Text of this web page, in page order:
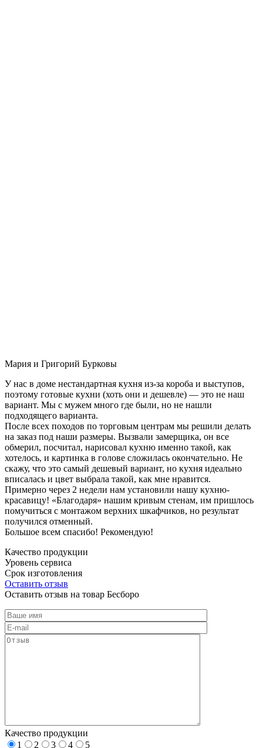
Мария и Григорий Бурковы
У нас в доме нестандартная кухня из-за короба и выступов,
поэтому готовые кухни (хоть они и дешевле) — это не наш
вариант. Мы с мужем много где были, но не нашли
подходящего варианта.
После всех походов по торговым центрам мы решили делать
на заказ под наши размеры. Вызвали замерщика, он все
обмерил, посчитал, нарисовал кухню именно такой, как
хотелось, и картинка в голове сложилась окончательно. Не
скажу, что это самый дешевый вариант, но кухня идеально
вписалась и цвет выбрала такой, как мне нравится.
Примерно через 2 недели нам установили нашу кухню-
красавицу! «Благодаря» нашим кривым стенам, им пришлось
помучиться с монтажом верхних шкафчиков, но результат
получился отменный.
Большое всем спасибо! Рекомендую!
Качество продукции
Уровень сервиса
Срок изготовления
Оставить отзыв
Оставить отзыв на товар Бесборо
Качество продукции
1
2 3 4
5